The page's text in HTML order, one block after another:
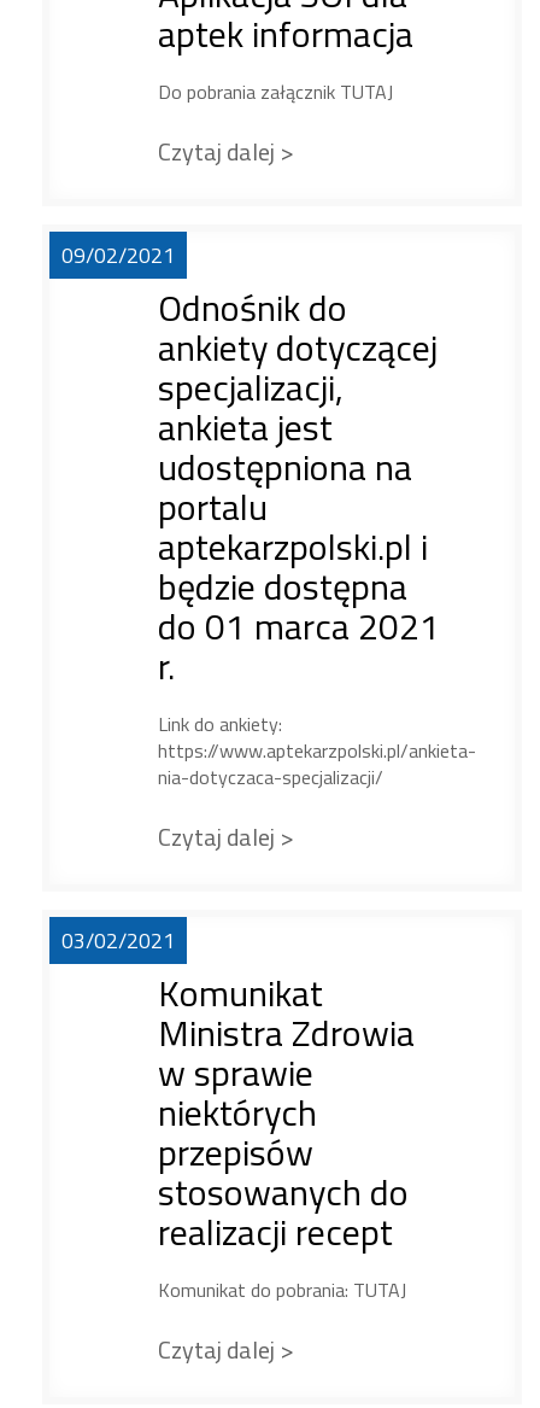
aptek informacja
Do pobrania załącznik TUTAJ
Czytaj dalej >
09/02/2021
Odnośnik do
ankiety dotyczącej
specjalizacji,
ankieta jest
udostępniona na
portalu
aptekarzpolski.pl i
będzie dostępna
do 01 marca 2021
r.
Link do ankiety:
https://www.aptekarzpolski.pl/ankieta-
nia-dotyczaca-specjalizacji/
Czytaj dalej >
03/02/2021
Komunikat
Ministra Zdrowia
w sprawie
niektórych
przepisów
stosowanych do
realizacji recept
Komunikat do pobrania: TUTAJ
Czytaj dalej >